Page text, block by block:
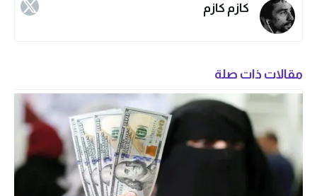
كازم كازم
مقالات ذات صلة